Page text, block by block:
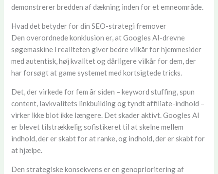
demonstrerer bredden af dækning inden for et emneområde.
Hvad det betyder for din SEO-strategi fremover
Den overordnede konklusion er, at Googles AI-drevne
søgemaskine i realiteten giver bedre vilkår for hjemmesider
med autentisk, høj kvalitet og dårligere vilkår for dem, der
har forsøgt at game systemet med kortsigtede tricks.
Det, der virkede for fem år siden – keyword stuffing, spun
content, lavkvalitets linkbuilding og tyndt affiliate-indhold –
virker ikke blot ikke længere. Det skader aktivt. Googles AI
er blevet tilstrækkelig sofistikeret til at skelne mellem
indhold, der er skabt for at ranke, og indhold, der er skabt for
at hjælpe.
Den strategiske konsekvens er en genoprioritering af